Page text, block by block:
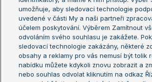
Sázkařský žebříček
Wimbledon
US Open
Turnaj mistrů
Turnaj mistryň
Aktualní trendy
umožňuje, aby sledovací technologie
uvedené v části My a naši partneři
účelem poskytování. Výběrem Zamítnout
odvoláním svého souhlasu je zakážete.
sledovací technologie zakázány, některé
obsahy a reklamy pro vás nemusí být tolik
nabídku můžete kdykoli znovu zobrazit a
nebo souhlas odvolat kliknutím na odkaz